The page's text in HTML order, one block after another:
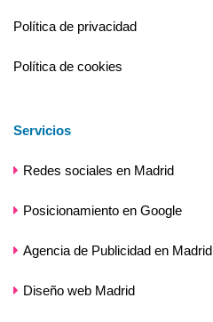
Política de privacidad
Política de cookies
Servicios
Redes sociales en Madrid
Posicionamiento en Google
Agencia de Publicidad en Madrid
Diseño web Madrid